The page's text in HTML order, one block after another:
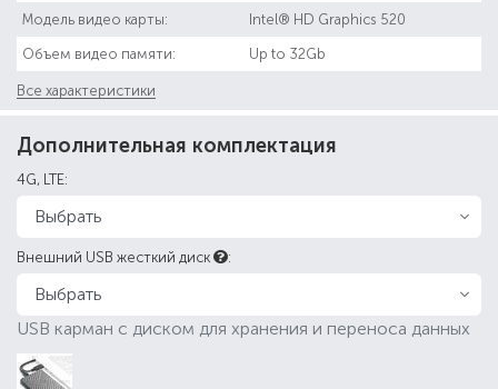
Модель видео карты: Intel® HD Graphics 520
Объем видео памяти: Up to 32Gb
Все характеристики
Дополнительная комплектация
4G, LTE:
Внешний USB жесткий диск :
USB карман с диском для хранения и переноса данных